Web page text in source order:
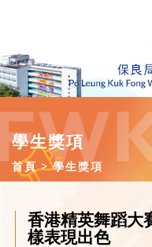
學生獎項
首頁 學生獎項
香港精英舞蹈大
樣表現出色